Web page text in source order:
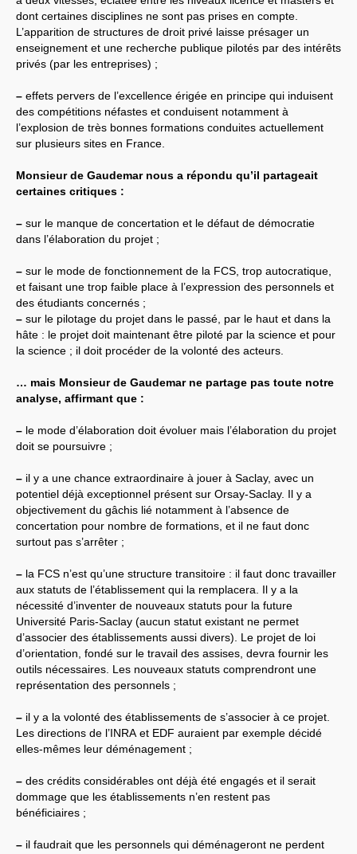
Année 2025
Année 2024
Année 2023
Année 2022
Année 2021
Année 2019
Année 2018
Année 2017
INRAE
MESSAGES SUD ATOUT
NGT : nouveauxOGM
Panneaux
DES
INSTANCES INRAE
INRAE2030
É LECTIONS 2024
ELECTIONS
2022
ELECTIONS 2020
L’ancienne rubrique de la
brancheINRA
L’actualité
Les instances
CA
CAPN- CR
CCHSCTet CHSCTs
CT
carrière
Dossier
Reconnaissance du
syndicat
L’ancienne rubrique de la
brancheIRSTEA(ex-
Cemagref)
IRSTEA , 2018
IRSTEA, 2016
IRSTEA, 2015
IRSTEA
, 2014
IRSTEA, 2013
Cemagref -IRSTEA, 2012
Cemagref, 2011
Cemagref, 2010
Cemagref, 2009
Cemagref, 2008
MandatCTPC2006-2009
Naissance, Elections
2004-2008
CQ2005-2008
labellisation Carnot
Emploi
Doctorants
Stagiaires
GIE
Inclassables
dont certaines disciplines ne sont pas prises en compte.
L’apparition de structures de droit privé laisse présager un
enseignement et une recherche publique pilotés par des intérêts
privés (par les entreprises) ;
– effets pervers de l’excellence érigée en principe qui induisent
des compétitions néfastes et conduisent notamment à
l’explosion de très bonnes formations conduites actuellement
sur plusieurs sites en France.
Monsieur de Gaudemar nous a répondu qu’il partageait
certaines critiques :
– sur le manque de concertation et le défaut de démocratie
dans l’élaboration du projet ;
– sur le mode de fonctionnement de la FCS , trop autocratique,
et faisant une trop faible place à l’expression des personnels et
des étudiants concernés ;
– sur le pilotage du projet dans le passé, par le haut et dans la
hâte : le projet doit maintenant être piloté par la science et pour
la science ; il doit procéder de la volonté des acteurs.
… mais Monsieur de Gaudemar ne partage pas toute notre
analyse, affirmant que :
– le mode d’élaboration doit évoluer mais l’élaboration du projet
doit se poursuivre ;
– il y a une chance extraordinaire à jouer à Saclay, avec un
potentiel déjà exceptionnel présent sur Orsay-Saclay. Il y a
objectivement du gâchis lié notamment à l’absence de
concertation pour nombre de formations, et il ne faut donc
surtout pas s’arrêter ;
– la FCS n’est qu’une structure transitoire : il faut donc travailler
aux statuts de l’établissement qui la remplacera. Il y a la
nécessité d’inventer de nouveaux statuts pour la future
Université Paris-Saclay (aucun statut existant ne permet
d’associer des établissements aussi divers). Le projet de loi
d’orientation, fondé sur le travail des assises, devra fournir les
outils nécessaires. Les nouveaux statuts comprendront une
représentation des personnels ;
– il y a la volonté des établissements de s’associer à ce projet.
Les directions de l’INRA et EDF auraient par exemple décidé
elles-mêmes leur déménagement ;
– des crédits considérables ont déjà été engagés et il serait
dommage que les établissements n’en restent pas
bénéficiaires ;
– il faudrait que les personnels qui déménageront ne perdent